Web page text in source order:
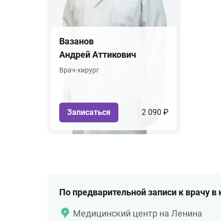
Вазанов
Андрей Аттикович
Врач-хирург
Записаться 2 090 ₽
По предварительной записи к врачу в
Медицинский центр на Ленина